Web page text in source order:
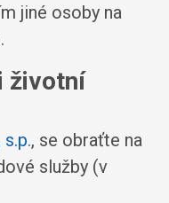
jiné osoby na
životní
, se obraťte na
služby (v